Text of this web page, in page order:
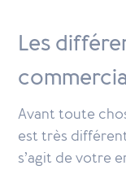
Les
Avant toute
est très
s’agit de votre